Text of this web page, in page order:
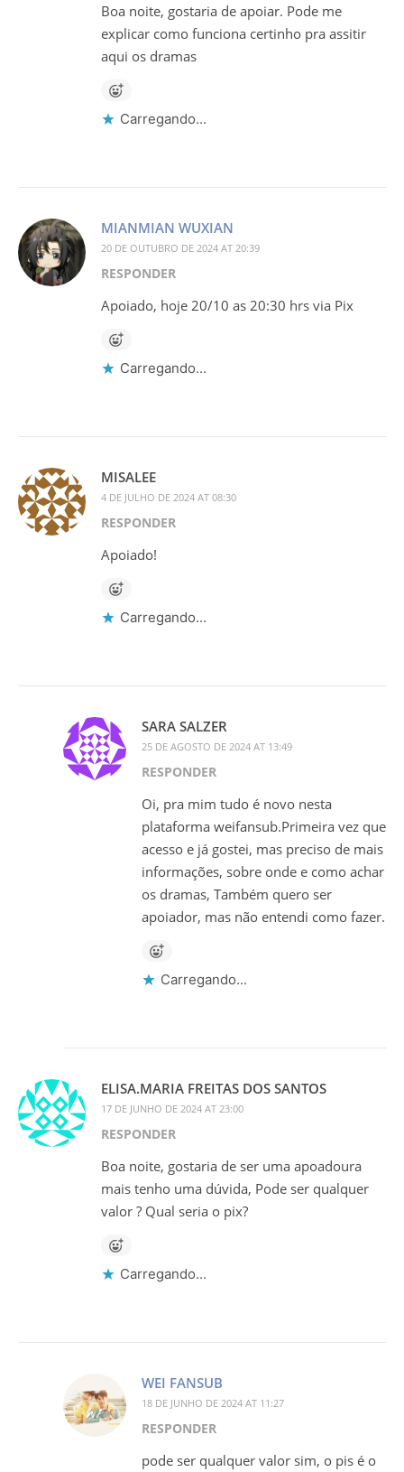
Boa noite, gostaria de apoiar. Pode me
explicar como funciona certinho pra assitir
aqui os dramas
Carregando...
MIANMIAN WUXIAN
20 DE OUTUBRO DE 2024 AT 20:39
RESPONDER
Apoiado, hoje 20/10 as 20:30 hrs via Pix
Carregando...
MISALEE
4 DE JULHO DE 2024 AT 08:30
RESPONDER
Apoiado!
Carregando...
SARA SALZER
25 DE AGOSTO DE 2024 AT 13:49
RESPONDER
Oi, pra mim tudo é novo nesta
plataforma weifansub.Primeira vez que
acesso e já gostei, mas preciso de mais
informações, sobre onde e como achar
os dramas, Também quero ser
apoiador, mas não entendi como fazer.
Carregando...
ELISA.MARIA FREITAS DOS SANTOS
17 DE JUNHO DE 2024 AT 23:00
RESPONDER
Boa noite, gostaria de ser uma apoadoura
mais tenho uma dúvida, Pode ser qualquer
valor ? Qual seria o pix?
Carregando...
WEI FANSUB
18 DE JUNHO DE 2024 AT 11:27
RESPONDER
pode ser qualquer valor sim, o pis é o